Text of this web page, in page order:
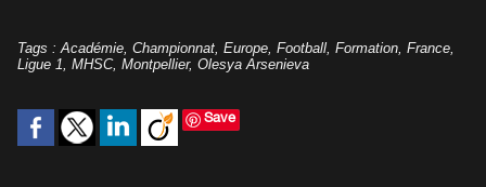
Tags :Académie, Championnat, Europe, Football, Formation, France,
Ligue 1, MHSC, Montpellier, Olesya Arsenieva
Save